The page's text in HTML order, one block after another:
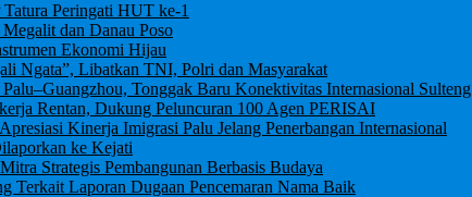
Peringati HUT ke-1
dan Danau Poso
Ekonomi Hijau
Ngata”, Libatkan TNI, Polri dan Masyarakat
Tonggak Baru Konektivitas Internasional Sulteng
Rentan, Dukung Peluncuran 100 Agen PERISAI
Kinerja Imigrasi Palu Jelang Penerbangan Internasional
ke Kejati
Strategis Pembangunan Berbasis Budaya
Terkait Laporan Dugaan Pencemaran Nama Baik